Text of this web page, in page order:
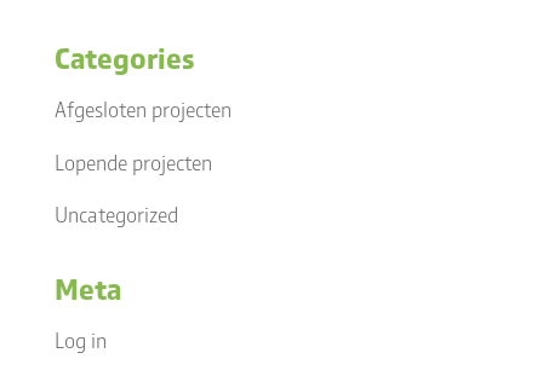
Categories
Afgesloten projecten
Lopende projecten
Uncategorized
Meta
Log in